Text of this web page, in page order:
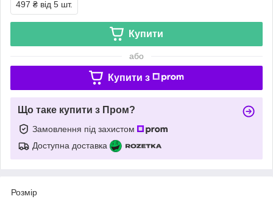
497 ₴ від 5 шт.
Купити
або
Купити з
Що таке купити з Пром?
Замовлення під захистом
Доступна доставка
Розмір